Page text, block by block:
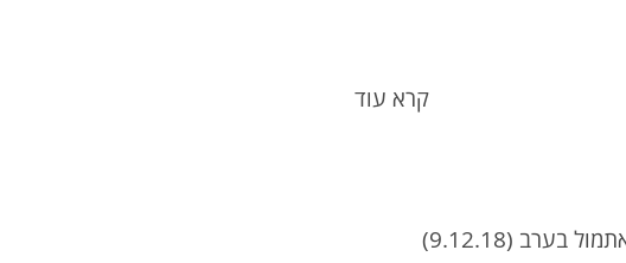
קרא עוד
התזמורת האנדלוסית הישראלית אשדוד אירחה אתמול בערב (9.12.18)